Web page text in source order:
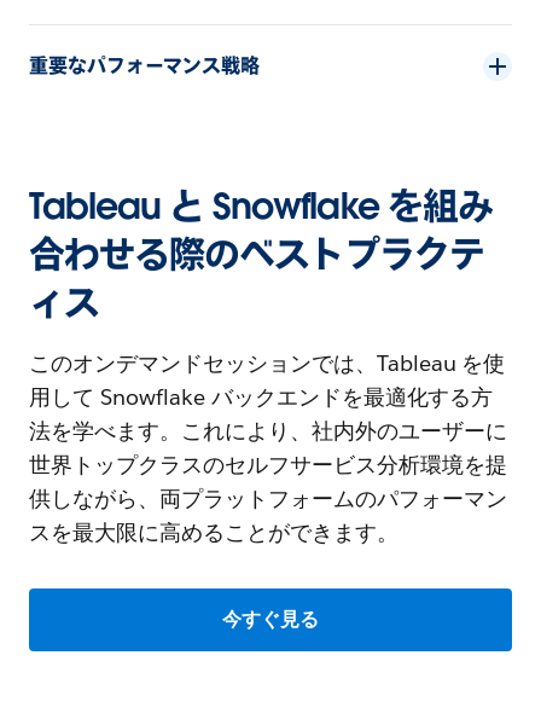
重要なパフォーマンス戦略
Tableau と Snowflake を組み
合わせる際のベストプラクテ
ィス
このオンデマンドセッションでは、Tableau を使
用して Snowflake バックエンドを最適化する方
法を学べます。これにより、社内外のユーザーに
世界トップクラスのセルフサービス分析環境を提
供しながら、両プラットフォームのパフォーマン
スを最大限に高めることができます。
今すぐ見る